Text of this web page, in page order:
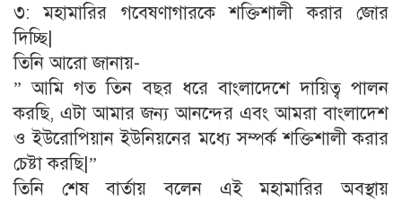
৩: মহামারির গবেষণাগারকে শক্তিশালী করার জোর
দিচ্ছি|
তিনি আরো জানায়-
” আমি গত তিন বছর ধরে বাংলাদেশে দায়িত্ব পালন
করছি, এটা আমার জন্য আনন্দের এবং আমরা বাংলাদেশ
ও ইউরোপিয়ান ইউনিয়নের মধ্যে সম্পর্ক শক্তিশালী করার
চেষ্টা করছি|”
তিনি শেষ বার্তায় বলেন এই মহামারির অবস্থায়